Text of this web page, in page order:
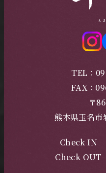
TEL：
FAX：
〒
熊本県玉名
Check IN
Check OUT